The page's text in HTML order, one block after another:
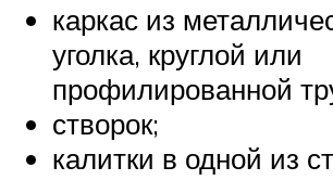
каркас из
уголка, круглой или
профилированной
створок;
калитки в одной из